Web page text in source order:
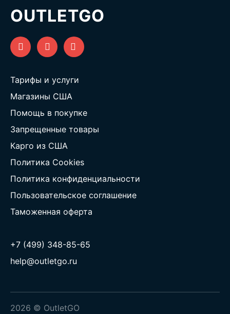
OUTLETGO
Тарифы и услуги
Магазины США
Помощь в покупке
Запрещенные товары
Карго из США
Политика Cookies
Политика конфиденциальности
Пользовательское соглашение
Таможенная оферта
+7 (499) 348-85-65
help@outletgo.ru
2026 © OutletGO